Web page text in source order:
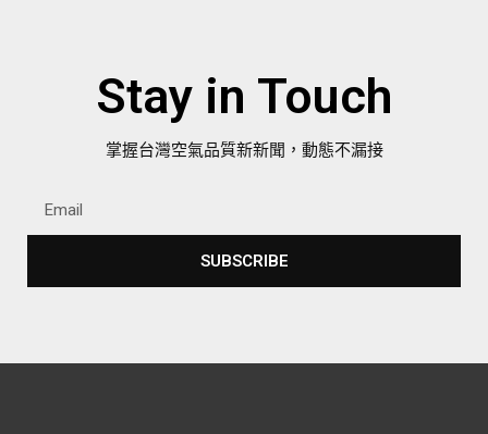
Stay in Touch
掌握台灣空氣品質新新聞，動態不漏接
SUBSCRIBE